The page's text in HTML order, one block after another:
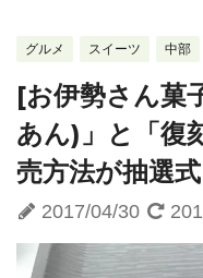
グルメ スイーツ 中部
[お伊勢さん菓
あん)」と「復
売方法が抽選
2017/04/30